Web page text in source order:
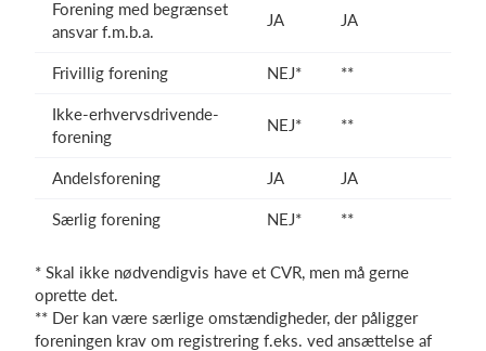
Forening med begrænset
ansvar f.m.b.a.
JA JA
Frivillig forening NEJ* **
Ikke-erhvervsdrivende-
forening
NEJ* **
Andelsforening JA JA
Særlig forening NEJ* **
* Skal ikke nødvendigvis have et CVR, men må gerne
oprette det.
** Der kan være særlige omstændigheder, der påligger
foreningen krav om registrering f.eks. ved ansættelse af